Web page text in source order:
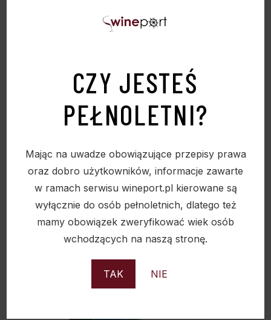
CZY JESTEŚ
PEŁNOLETNI?
Mając na uwadze obowiązujące przepisy prawa
oraz dobro użytkowników, informacje zawarte
w ramach serwisu wineport.pl kierowane są
wyłącznie do osób pełnoletnich, dlatego też
mamy obowiązek zweryfikować wiek osób
wchodzących na naszą stronę.
TAK NIE
LOS COLMILLOS 14,5% 0,75L
174,00zł